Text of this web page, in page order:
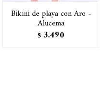
Bikini de playa con Aro -
Alucema
$ 3.490